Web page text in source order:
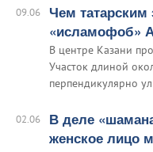
возле торгового
райцентр
и начала стрелять
09.06
Чем
«исламофоб»
В центре Казани
Участок длиной
перпендикулярно
Аввакума (по-
Именно так этот
02.06
В деле
женское лицо